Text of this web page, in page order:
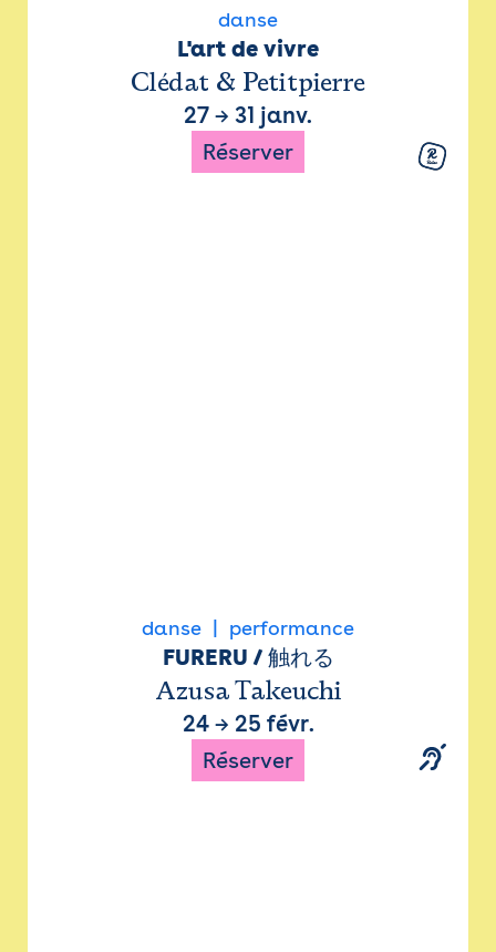
danse
L'art de vivre
Clédat & Petitpierre
27 → 31 janv.
Réserver
danse performance
FURERU / 触れる
Azusa Takeuchi
24→ 25 févr.
Réserver